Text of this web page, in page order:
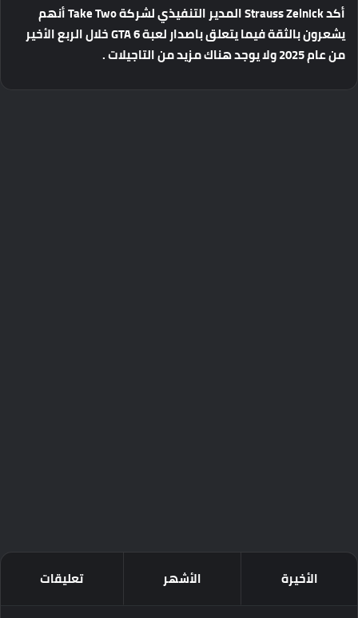
أكد المديرالتنفيذيلشركة
أنهم
يشعرونبالثقةفيمايتعلقباصدارلعبة خلالالربعالأخير
منعام ولايوجدهناكمزيدمنالتاجيلات.
الأخيرة الأشهر تعليقات